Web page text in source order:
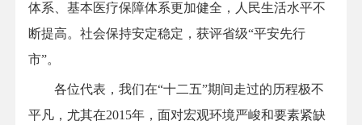
体系、基本医疗保障体系更加健全，人民生活水平不
断提高。社会保持安定稳定，获评省级“平安先行
市”。
各位代表，我们在“十二五”期间走过的历程极不
平凡，尤其在2015年，面对宏观环境严峻和要素紧缺